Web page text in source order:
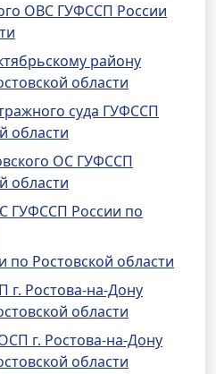
ОВС ГУФССП России
району
области
суда ГУФССП
области
ОС ГУФССП
области
ГУФССП России по
Ростовской области
Ростова-на-Дону
области
г. Ростова-на-Дону
области